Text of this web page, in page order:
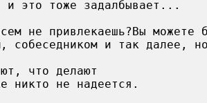
и это тоже задалбывает...
не привлекаешь?Вы можете
собеседником и так далее,
что делают
никто не надеется.